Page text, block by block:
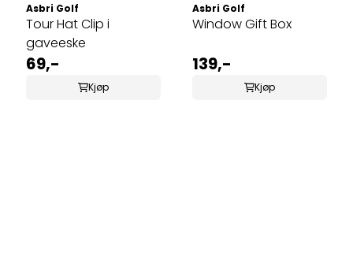
Asbri Golf
Tour Hat Clip i
gaveeske
69,-
Kjøp
Asbri Golf
Window Gift Box
139,-
Kjøp